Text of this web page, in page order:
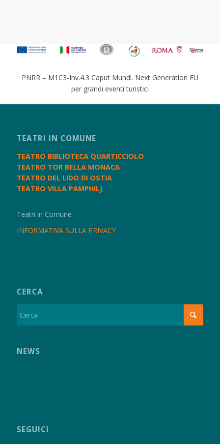
PNRR – M1C3-Inv.4.3 Caput Mundi. Next Generation EU
per grandi eventi turistici
TEATRI IN COMUNE
TEATRO BIBLIOTECA QUARTICCIOLO
TEATRO TOR BELLA MONACA
TEATRO DEL LIDO DI OSTIA
TEATRO VILLA PAMPHILJ
Teatri in Comune
INFORMATIVA SULLA PRIVACY
CERCA
NEWS
SEGUICI